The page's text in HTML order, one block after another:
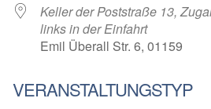
Keller der Poststraße 13,
links in der Einfahrt
Emil Überall Str. 6, 01159
VERANSTALTUNGSTYP